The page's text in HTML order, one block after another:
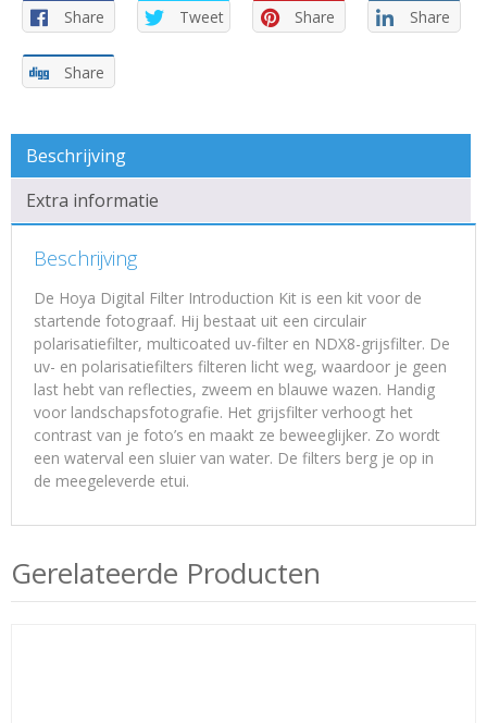
Share
Tweet Share Share
Share
Beschrijving
Extra informatie
Beschrijving
De Hoya Digital Filter Introduction Kit is een kit voor de
startende fotograaf. Hij bestaat uit een circulair
polarisatiefilter, multicoated uv-filter en NDX8-grijsfilter. De
uv- en polarisatiefilters filteren licht weg, waardoor je geen
last hebt van reflecties, zweem en blauwe wazen. Handig
voor landschapsfotografie. Het grijsfilter verhoogt het
contrast van je foto’s en maakt ze beweeglijker. Zo wordt
een waterval een sluier van water. De filters berg je op in
de meegeleverde etui.
Gerelateerde Producten